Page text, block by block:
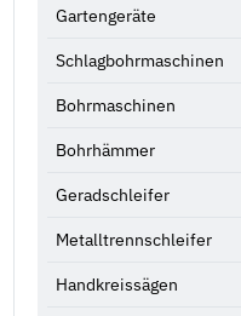
Gartengeräte
Schlagbohrmaschinen
Bohrmaschinen
Bohrhämmer
Geradschleifer
Metalltrennschleifer
Handkreissägen